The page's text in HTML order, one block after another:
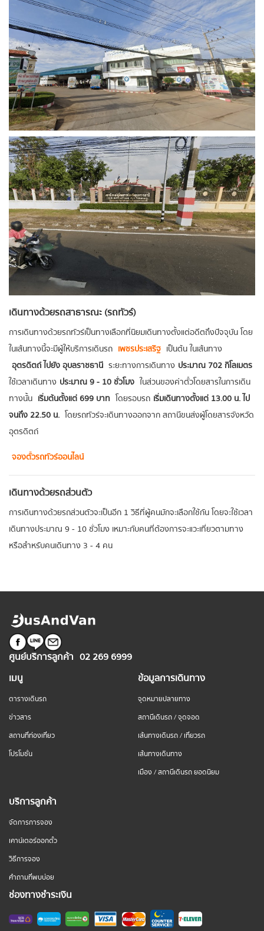
เดินทางด้วยรถสาธารณะ (รถทัวร์)
การเดินทางด้วยรถทัวร์เป็นทางเลือกที่นิยมเดินทางตั้งแต่อดีตถึงปัจจุบัน โดย
ในเส้นทางนี้จะมีผู้ให้บริการเดินรถ เพชรประเสริฐ เป็นต้น ในเส้นทาง
อุตรดิตถ์ ไปยัง อุบลราชธานี ระยะทางการเดินทาง ประมาณ 702 กิโลเมตร
ใช้เวลาเดินทาง ประมาณ 9 - 10 ชั่วโมง ในส่วนของค่าตั๋วโดยสารในการเดิน
ทางนั้น เริ่มต้นตั้งแต่ 699 บาท โดยรอบรถ เริ่มเดินทางตั้งแต่ 13.00 น. ไป
จนถึง 22.50 น. โดยรถทัวร์จะเดินทางออกจาก สถานีขนส่งผู้โดยสารจังหวัด
อุตรดิตถ์
จองตั๋วรถทัวร์ออนไลน์
เดินทางด้วยรถส่วนตัว
การเดินทางด้วยรถส่วนตัวจะเป็นอีก 1 วิธีที่ผู้คนมักจะเลือกใช้กัน โดยจะใช้เวลา
เดินทางประมาณ 9 - 10 ชั่วโมง เหมาะกับคนที่ต้องการจะแวะเที่ยวตามทาง
หรือสำหรับคนเดินทาง 3 - 4 คน
ศูนย์บริการลูกค้า 02 269 6999
เมนู
ตารางเดินรถ
ข่าวสาร
สถานที่ท่องเที่ยว
โปรโมชั่น
ข้อมูลการเดินทาง
จุดหมายปลายทาง
สถานีเดินรถ / จุดจอด
เส้นทางเดินรถ / เที่ยวรถ
เส้นทางเดินทาง
เมือง / สถานีเดินรถ ยอดนิยม
บริการลูกค้า
จัดการการจอง
เคาน์เตอร์ออกตั๋ว
วิธีการจอง
คำถามที่พบบ่อย
ช่องทางชำระเงิน